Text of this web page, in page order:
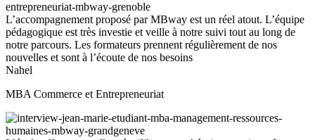
L’accompagnement proposé par MBway est un réel atout. L’équipe
pédagogique est très investie et veille à notre suivi tout au long de
notre parcours. Les formateurs prennent régulièrement de nos
nouvelles et sont à l’écoute de nos besoins
Nahel
MBA Commerce et Entrepreneuriat